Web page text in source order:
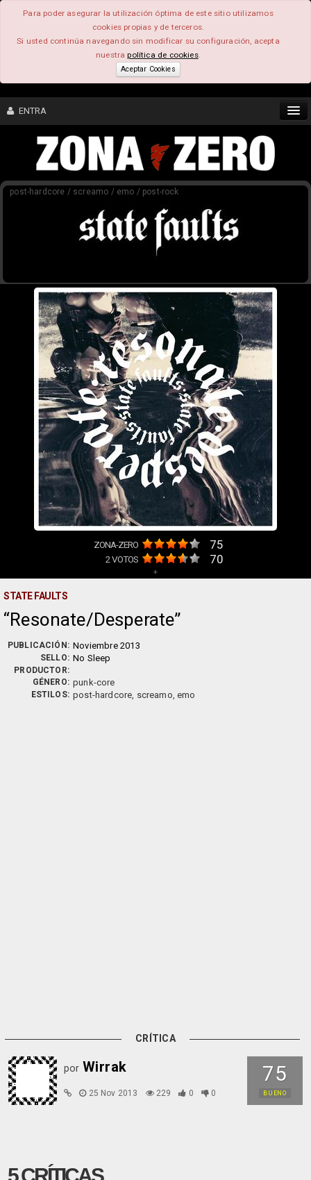
Para poder asegurar la utilización óptima de este sitio utilizamos
cookies propias y de terceros.
Si usted continúa navegando sin modificar su configuración, acepta
nuestrapolítica de cookies.
Aceptar Cookies
ENTRA
CONTENIDO
COMUNIDAD
post-hardcore / screamo / emo / post-rock
ZONA-ZERO 75
2VOTOS 70
+
STATE FAULTS
Resonate/Desperate
PUBLICACIÓN: Noviembre 2013
SELLO: No Sleep
PRODUCTOR:
GÉNERO: punk-core
ESTILOS: post-hardcore, screamo, emo
CRÍTICA
75
BUENO
por Wirrak
25 Nov 2013 229 0 0